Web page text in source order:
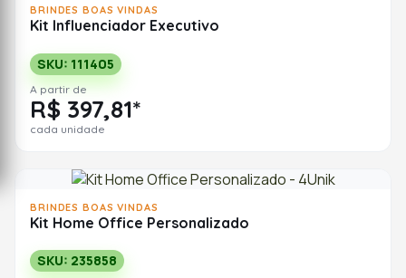
BRINDES BOAS VINDAS
Kit Influenciador Executivo
SKU: 111405
A partir de
R$ 397,81*
cada unidade
BRINDES BOAS VINDAS
Kit Home Office Personalizado
SKU: 235858